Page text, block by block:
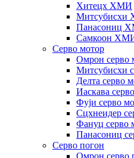
Хитецх ХМИ
Панасониц
Самкоон
Серво мотор
Омрон серво
Митсубисхи
Делта серво
Иаскава
Фуји серво
Сцхнеидер
Фануц серво
Панасониц
Серво погон
Омрон серво